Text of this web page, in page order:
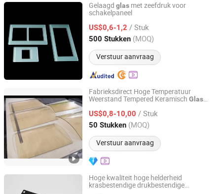
Gelaagd glas met zeefdruk voor
schakelpaneel
US$0,6-1,2 / Stuk
500 Stukken (MOQ)
Verstuur aanvraag
Ningbo Easting Tech Co., Ltd.
Zhejiang, China Sinds 2021
Fabrieksdirect Hoge Temperatuur
Weerstand Tempered Keramisch Glas
Hoeken 5mm Vierkante Houten Kachel
Paneel Borosilicaatglas
US$0,8-10,00 / Stuk
50 Stukken (MOQ)
Verstuur aanvraag
Qingdao Hitech Glass Co.,Ltd
Shandong, China Sinds 2026
Hoge kwaliteit hoge helderheid
krasbestendige drukbestendige
Taizhou Zhaosheng Electronics Technology Co., Ltd.